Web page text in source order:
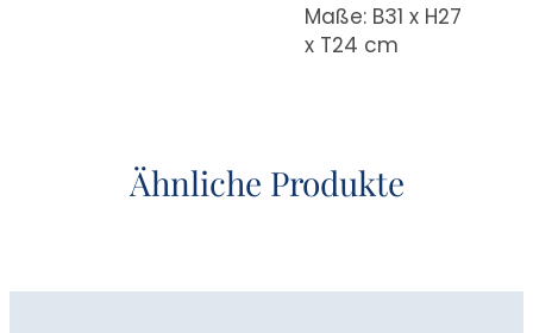
Maße: B31 x H27
x T24 cm
Ähnliche Produkte